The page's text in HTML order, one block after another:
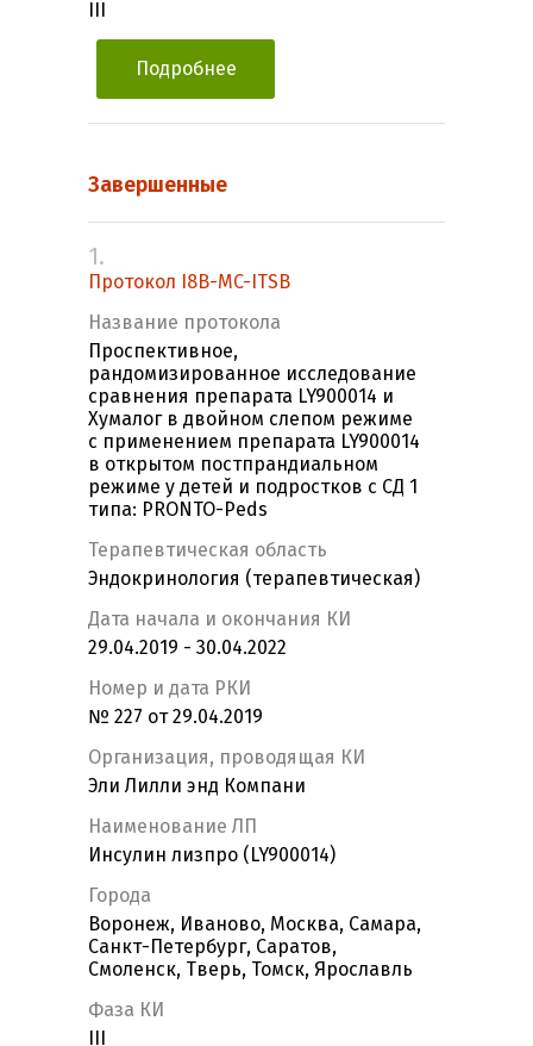
Подробнее
Завершенные
1.
Протокол I8B-MC-ITSB
Название протокола
Проспективное,
рандомизированное исследование
сравнения препарата LY900014 и
Хумалог в двойном слепом режиме
с применением препарата LY900014
в открытом постпрандиальном
режиме у детей и подростков с СД 1
типа: PRONTO-Peds
Терапевтическая область
Эндокринология (терапевтическая)
Дата начала и окончания КИ
29.04.2019 - 30.04.2022
Номер и дата РКИ
№ 227 от 29.04.2019
Организация, проводящая КИ
Эли Лилли энд Компани
Наименование ЛП
Инсулин лизпро (LY900014)
Города
Воронеж, Иваново, Москва, Самара,
Санкт-Петербург, Саратов,
Смоленск, Тверь, Томск, Ярославль
Фаза КИ